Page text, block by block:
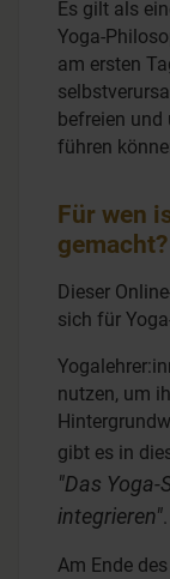
Es gilt als
Yoga-
am ersten
befreien
führen
Für wen
gemacht?
Dieser
sich für
nutzen, um
gibt es in
"Das
integrieren".
Am Ende